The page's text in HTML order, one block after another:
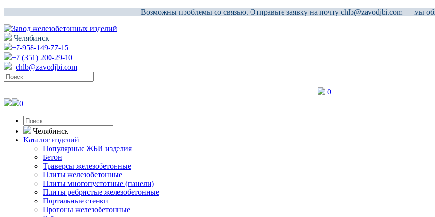
Возможны проблемы со связью. Отправьте заявку на почту chlb@zavodjbi.com — мы
Челябинск
+7-958-149-77-15
+7 (351) 200-29-10
chlb@zavodjbi.com
0
0
Челябинск
Каталог изделий
Популярные ЖБИ изделия
Бетон
Траверсы железобетонные
Плиты железобетонные
Плиты многопустотные (панели)
Плиты ребристые железобетонные
Портальные стенки
Прогоны железобетонные